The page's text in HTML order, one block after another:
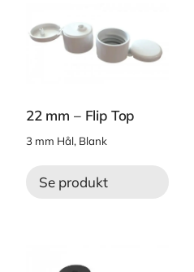
22 mm – Flip Top
3 mm Hål, Blank
Se produkt